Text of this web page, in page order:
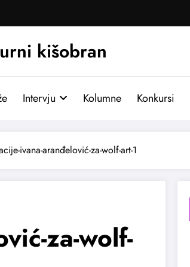
kišobran
Intervju Kolumne Konkursi
ivana-aranđelović-za-wolf-art-1
za-wolf-